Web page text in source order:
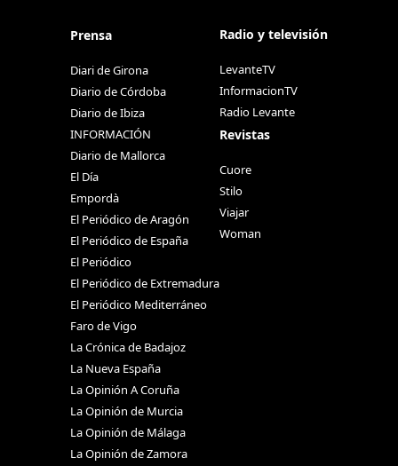
Prensa
Diari de Girona
Diario de Córdoba
Diario de Ibiza
INFORMACIÓN
Diario de Mallorca
El Día
Empordà
El Periódico de Aragón
El Periódico de España
El Periódico
El Periódico de Extremadura
El Periódico Mediterráneo
Faro de Vigo
La Crónica de Badajoz
La Nueva España
La Opinión A Coruña
La Opinión de Murcia
La Opinión de Málaga
La Opinión de Zamora
Radio y televisión
LevanteTV
InformacionTV
Radio Levante
Revistas
Cuore
Stilo
Viajar
Woman